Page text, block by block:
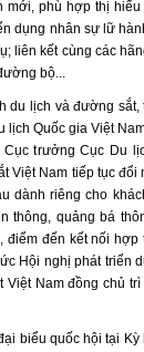
phù hợp thị
dụng nhân sự lữ
liên kết cùng các
bộ...
du lịch và đường sắt,
Quốc gia Việt
trưởng Cục Du
Việt Nam tiếp tục
dành riêng cho
thông, quảng bá
điểm đến kết nối
Hội nghị phát triển
Nam đồng chủ
biểu quốc hội tại